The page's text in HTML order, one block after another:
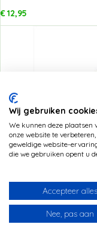
€12,95
Ba15D LED
11,95
Wij gebruiken
We kunnen deze plaatsen
onze website te
geweldige website-
die we gebruiken opent u
Accepteer alles
Nee, pas aan